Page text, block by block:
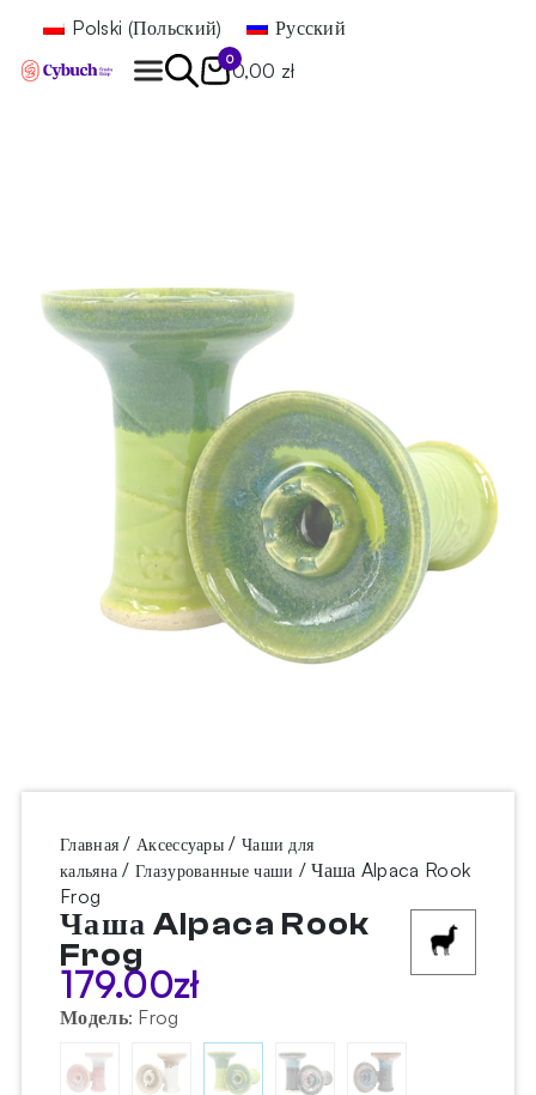
Polski (Польский) Русский
0
0,00 zł
Главная /Аксессуары / Чаши для
кальяна /Глазурованные чаши / Чаша Alpaca Rook
Frog
Чаша Alpaca Rook
Frog
179.00zł
Модель: Frog